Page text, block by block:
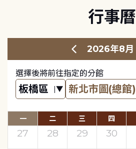
行事曆
2026年8月
選擇後將前往指定的分館
一 二 三 四
27 28 29 30